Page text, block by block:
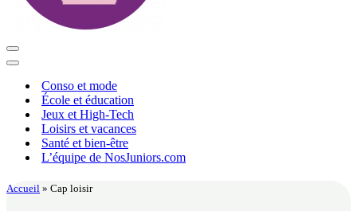
Menu
de
Menu
navigationConso et mode
École et éducation
Jeux et High-Tech
Loisirs et vacances
Santé et bien-être
L’équipe de NosJuniors.com
Accueil » Cap loisir